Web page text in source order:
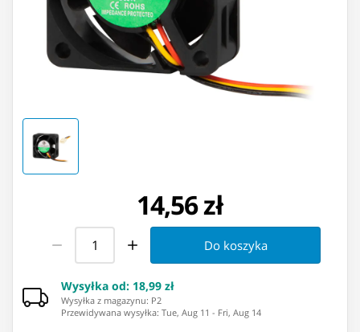
14,56 zł
Do koszyka
Wysyłka od: 18,99 zł
Wysyłka z magazynu: ⁨P2⁩
Przewidywana wysyłka: Tue, Aug 11 - Fri, Aug 14